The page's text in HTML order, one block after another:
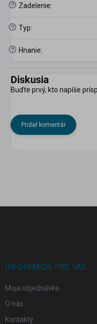
? Zadelenie:
? Typ:
? Hnanie:
Diskusia
Buďte prvý, kto napíše
Pridať komentár
INFORMÁCIE PRE VÁS
Moja objednávka
O nás
Kontakty